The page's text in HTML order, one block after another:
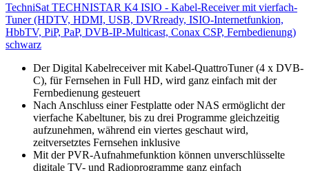
TechniSat TECHNISTAR K4 ISIO - Kabel-Receiver mit vierfach-
Tuner (HDTV, HDMI, USB, DVRready, ISIO-Internetfunkion,
HbbTV, PiP, PaP, DVB-IP-Multicast, Conax CSP, Fernbedienung)
schwarz
Der Digital Kabelreceiver mit Kabel-QuattroTuner (4 x DVB-
C), für Fernsehen in Full HD, wird ganz einfach mit der
Fernbedienung gesteuert
Nach Anschluss einer Festplatte oder NAS ermöglicht der
vierfache Kabeltuner, bis zu drei Programme gleichzeitig
aufzunehmen, während ein viertes geschaut wird,
zeitversetztes Fernsehen inklusive
Mit der PVR-Aufnahmefunktion können unverschlüsselte
digitale TV- und Radioprogramme ganz einfach